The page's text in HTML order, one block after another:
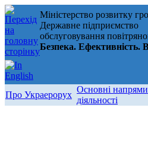
Міністерство розвитку
Державне підприємство
обслуговування
Безпека. Ефективність.
Про Украерорух
Основні напрями
діяльності